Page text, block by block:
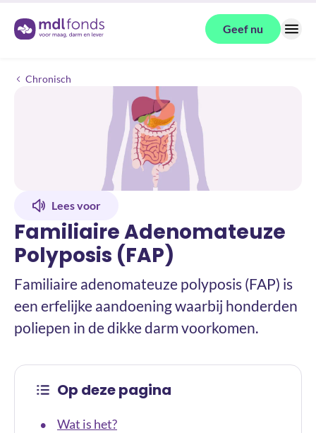
Terug naar de homepage Geef nu
Chronisch
Familiaire Adenomateuze Polyposis (FAP)
Lees voor
Familiaire Adenomateuze
Polyposis (FAP)
Familiaire adenomateuze polyposis (FAP) is
een erfelijke aandoening waarbij honderden
poliepen in de dikke darm voorkomen.
Op deze pagina
• Wat is het?